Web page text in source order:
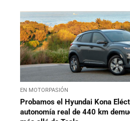
EN MOTORPASIÓN
Probamos el Hyundai Kona
autonomía real de 440 km